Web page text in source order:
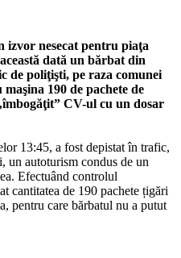
izvor nesecat pentru piaţa
dată un bărbat din
de poliţişti, pe raza comunei
190 de pachete de
CV-ul cu un dosar
13:45, a fost depistat în trafic,
un autoturism condus de un
Efectuând controlul
cantitatea de 190 pachete țigări
pentru care bărbatul nu a putut